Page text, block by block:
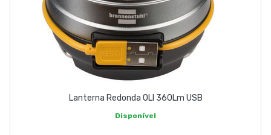
Lanterna Redonda OLI 360Lm USB
Disponível